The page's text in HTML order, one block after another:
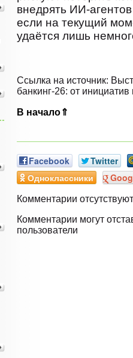
внедрять ИИ-
если на текущий
удаётся лишь
Ссылка на источник:
банкинг-26: от
В начало⇑
Facebook
Twitter
Одноклассники
Комментарии отсутствуют
Комментарии могут
пользователи